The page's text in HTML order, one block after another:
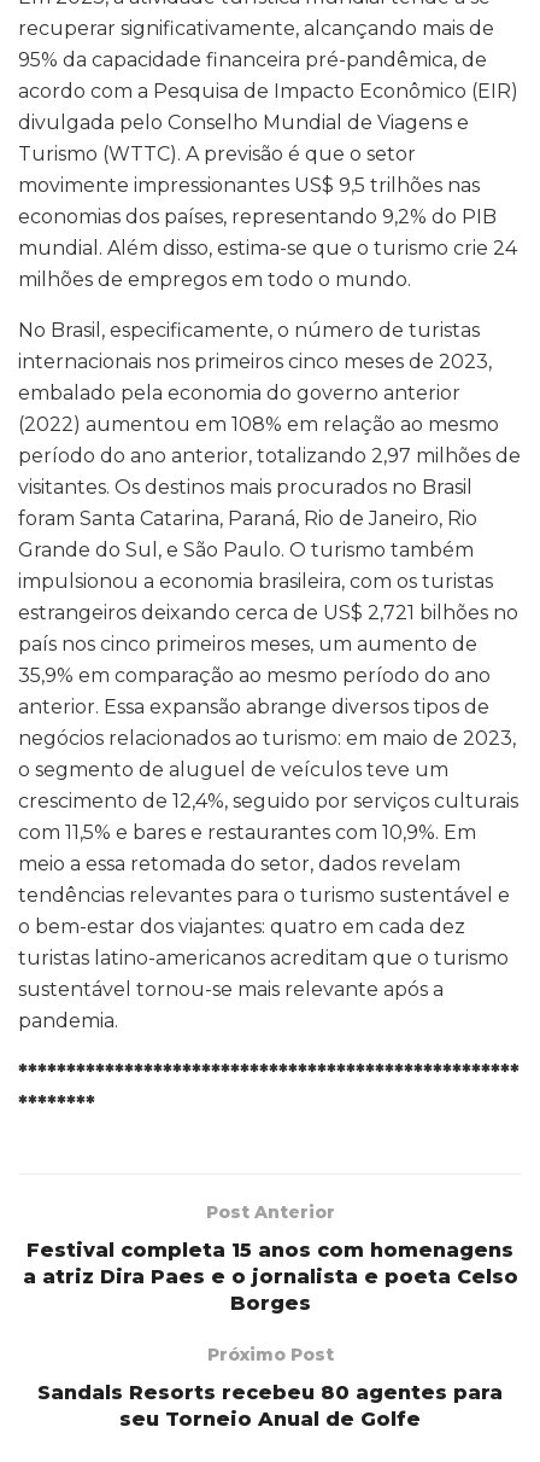
recuperar significativamente, alcançando mais de
95% da capacidade financeira pré-pandêmica, de
acordo com a Pesquisa de Impacto Econômico (EIR)
divulgada pelo Conselho Mundial de Viagens e
Turismo (WTTC). A previsão é que o setor
movimente impressionantes US$ 9,5 trilhões nas
economias dos países, representando 9,2% do PIB
mundial. Além disso, estima-se que o turismo crie 24
milhões de empregos em todo o mundo.
No Brasil, especificamente, o número de turistas
internacionais nos primeiros cinco meses de 2023,
embalado pela economia do governo anterior
(2022) aumentou em 108% em relação ao mesmo
período do ano anterior, totalizando 2,97 milhões de
visitantes. Os destinos mais procurados no Brasil
foram Santa Catarina, Paraná, Rio de Janeiro, Rio
Grande do Sul, e São Paulo. O turismo também
impulsionou a economia brasileira, com os turistas
estrangeiros deixando cerca de US$ 2,721 bilhões no
país nos cinco primeiros meses, um aumento de
35,9% em comparação ao mesmo período do ano
anterior. Essa expansão abrange diversos tipos de
negócios relacionados ao turismo: em maio de 2023,
o segmento de aluguel de veículos teve um
crescimento de 12,4%, seguido por serviços culturais
com 11,5% e bares e restaurantes com 10,9%. Em
meio a essa retomada do setor, dados revelam
tendências relevantes para o turismo sustentável e
o bem-estar dos viajantes: quatro em cada dez
turistas latino-americanos acreditam que o turismo
sustentável tornou-se mais relevante após a
pandemia.
****************************************************
********
Post Anterior
Festival completa 15 anos com homenagens
a atriz Dira Paes e o jornalista e poeta Celso
Borges
Próximo Post
Sandals Resorts recebeu 80 agentes para
seu Torneio Anual de Golfe